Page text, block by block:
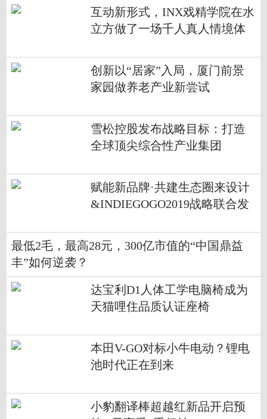
互动新形式，INX戏精学院在水
立方做了一场千人真人情境体
创新以“居家”入局，厦门前景
家园做养老产业新尝试
雪松控股发布战略目标：打造
全球顶尖综合性产业集团
赋能新品牌·共建生态圈来设计
&INDIEGOGO2019战略联合发
最低2毛，最高28元，300亿市值的“中国鼎益
丰”如何逆袭？
达宝利D1人体工学电脑椅成为
天猫哩住品质认证座椅
本田V-GO对标小牛电动？锂电
池时代正在到来
小豹翻译棒超越红新品开启预